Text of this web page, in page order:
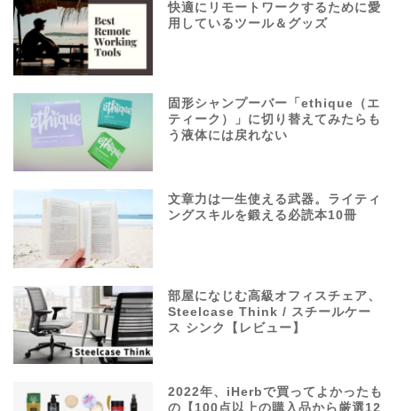
快適にリモートワークするために愛
用しているツール＆グッズ
固形シャンプーバー「ethique（エ
ティーク）」に切り替えてみたらも
う液体には戻れない
文章力は一生使える武器。ライティ
ングスキルを鍛える必読本10冊
部屋になじむ高級オフィスチェア、
Steelcase Think / スチールケー
ス シンク【レビュー】
2022年、iHerbで買ってよかったも
の【100点以上の購入品から厳選12